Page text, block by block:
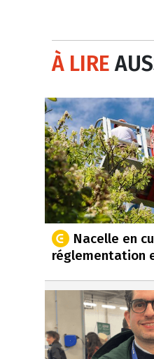
À LIRE
Nacelle en
réglementation